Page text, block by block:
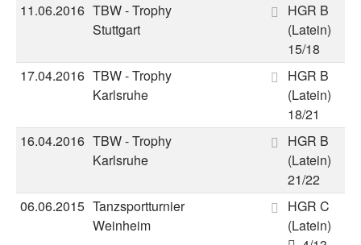
11.06.2016 TBW - Trophy
Stuttgart
HGR B
(Latein)
15/18
17.04.2016 TBW - Trophy
Karlsruhe
HGR B
(Latein)
18/21
16.04.2016 TBW - Trophy
Karlsruhe
HGR B
(Latein)
21/22
06.06.2015 Tanzsportturnier
Weinheim
HGR C
(Latein)